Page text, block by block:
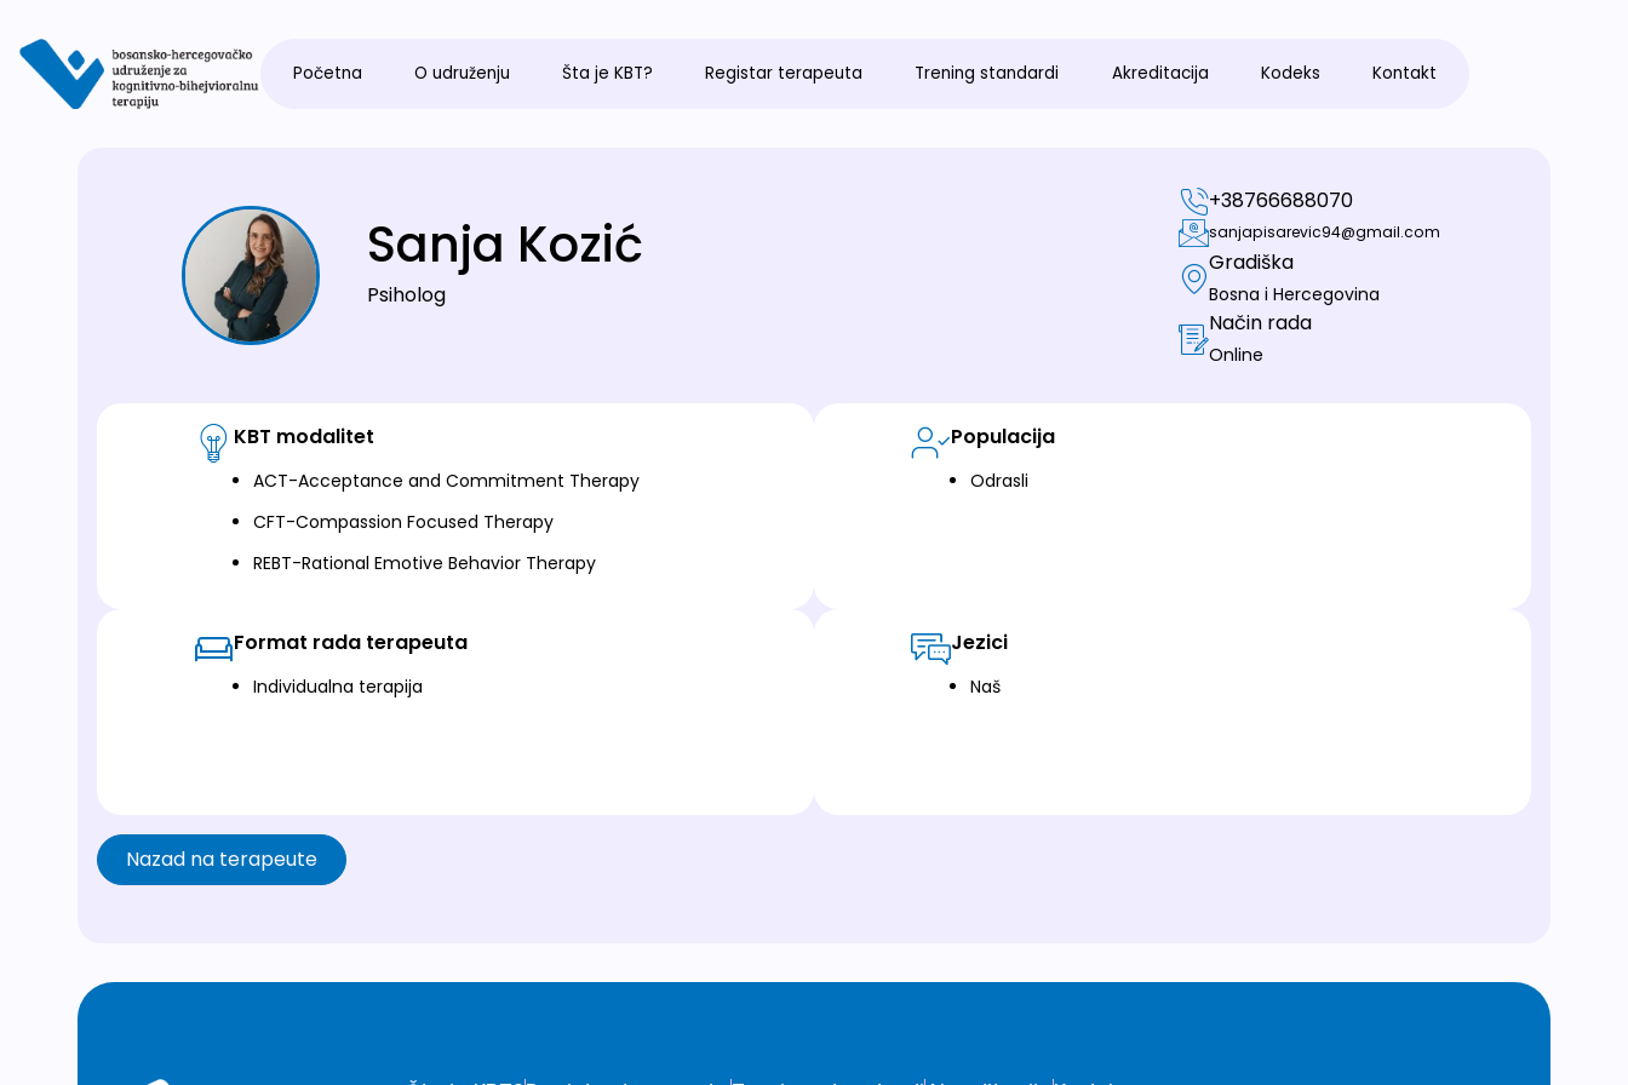
Početna O udruženju Šta je KBT? Registar terapeuta Trening standardi Akreditacija Kodeks Kontakt
Sanja Kozić
Psiholog
+38766688070
sanjapisarevic94@gmail.com
Gradiška
Bosna i Hercegovina
Način rada
Online
KBT modalitet
ACT-Acceptance and Commitment Therapy
CFT-Compassion Focused Therapy
REBT-Rational Emotive Behavior Therapy
Populacija
Odrasli
Format rada terapeuta
Individualna terapija
Jezici
Naš
Nazad na terapeute